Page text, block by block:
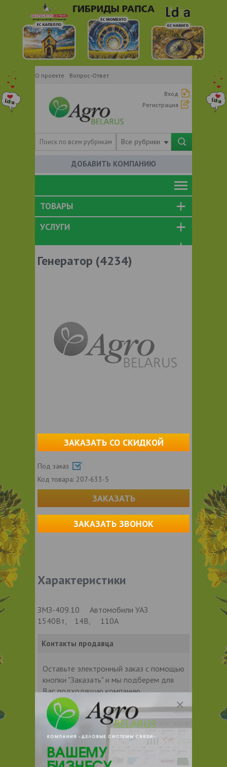
О проекте Вопрос-Ответ
Вход
Регистрация
Все рубрики
ДОБАВИТЬ КОМПАНИЮ
ТОВАРЫ
УСЛУГИ
Генератор (4234)
ЗАКАЗАТЬ СО СКИДКОЙ
Под заказ
Код товара: 207-633-5
ЗАКАЗАТЬ
ЗАКАЗАТЬ ЗВОНОК
Характеристики
ЗМЗ-409.10 Автомобили УАЗ
1540Вт, 14В, 110А
Контакты продавца
Оставьте электронный заказ с помощью
кнопки "Заказать" и мы подберем для
Вас подходящую компанию
поставщика.